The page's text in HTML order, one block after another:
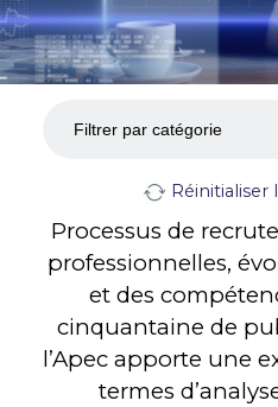
Réinitialiser
Processus de
professionnelles,
et des
cinquantaine de
l’Apec apporte une
termes